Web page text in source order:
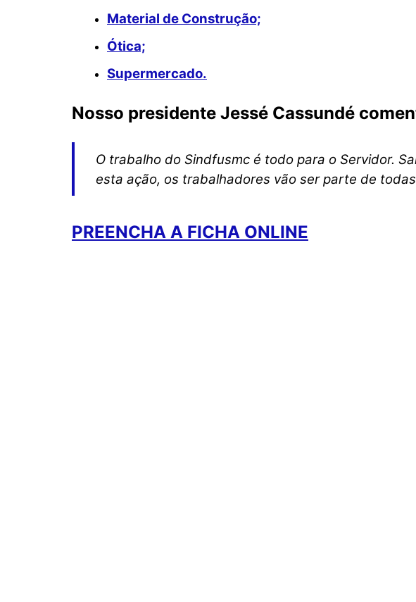
Material de Construção;
Ótica;
Supermercado.
Nosso presidente Jessé Cassundé
O trabalho do Sindfusmc é todo para o Servidor.
esta ação, os trabalhadores vão ser parte de
PREENCHA A FICHA ONLINE